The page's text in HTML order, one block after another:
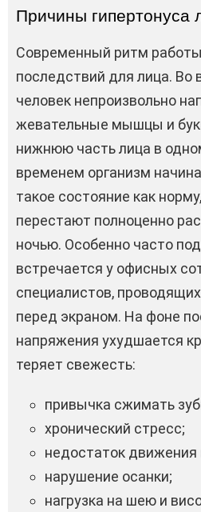
Причины
Современный ритм
последствий для лица. Во
человек непроизвольно
жевательные мышцы и
нижнюю часть лица в
временем организм
такое состояние как
перестают полноценно
ночью. Особенно часто
встречается у офисных
специалистов,
перед экраном. На фоне
напряжения ухудшается
теряет свежесть:
привычка сжимать
хронический стресс;
недостаток движения
нарушение осанки;
нагрузка на шею и